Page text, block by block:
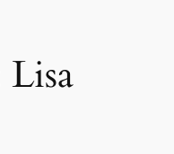
Lisa